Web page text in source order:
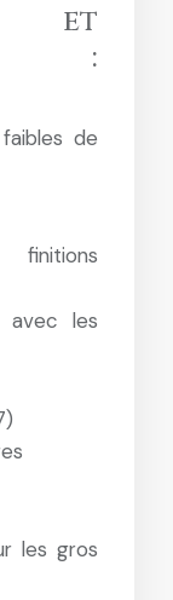
et
:
de
avec les
les gros